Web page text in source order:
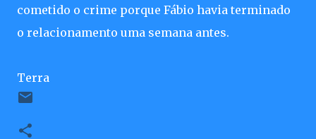
cometido o crime porque Fábio havia terminado
o relacionamento uma semana antes.
Terra